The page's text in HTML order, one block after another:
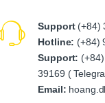
Support(+84)
Hotline: (+84)
Support:
39169 (
Email: